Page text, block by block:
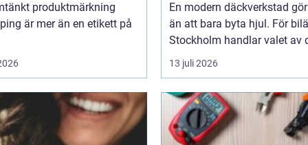
produktmärkning
är mer än en etikett på
En modern däckverkstad
än att bara byta hjul. För
Stockholm handlar valet av
13 juli 2026